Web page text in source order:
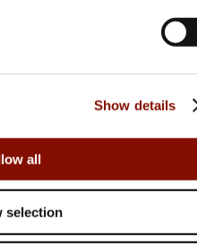
Show details
all
selection